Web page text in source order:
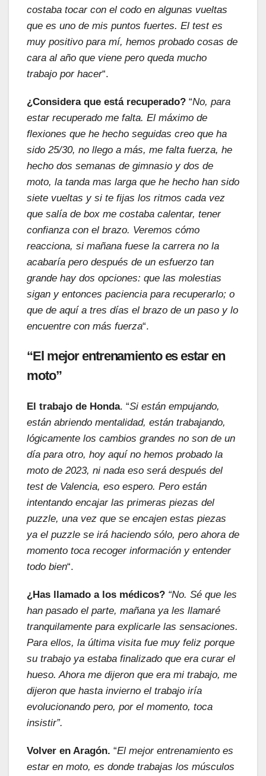
costaba tocar con el codo en algunas vueltas
que es uno de mis puntos fuertes. El test es
muy positivo para mí, hemos probado cosas de
cara al año que viene pero queda mucho
trabajo por hacer“.
¿Considera que está recuperado? “No, para
estar recuperado me falta. El máximo de
flexiones que he hecho seguidas creo que ha
sido 25/30, no llego a más, me falta fuerza, he
hecho dos semanas de gimnasio y dos de
moto, la tanda mas larga que he hecho han sido
siete vueltas y si te fijas los ritmos cada vez
que salía de box me costaba calentar, tener
confianza con el brazo. Veremos cómo
reacciona, si mañana fuese la carrera no la
acabaría pero después de un esfuerzo tan
grande hay dos opciones: que las molestias
sigan y entonces paciencia para recuperarlo; o
que de aquí a tres días el brazo de un paso y lo
encuentre con más fuerza“.
“El mejor entrenamiento es estar en
moto”
El trabajo de Honda. “Si están empujando,
están abriendo mentalidad, están trabajando,
lógicamente los cambios grandes no son de un
día para otro, hoy aquí no hemos probado la
moto de 2023, ni nada eso será después del
test de Valencia, eso espero. Pero están
intentando encajar las primeras piezas del
puzzle, una vez que se encajen estas piezas
ya el puzzle se irá haciendo sólo, pero ahora de
momento toca recoger información y entender
todo bien“.
¿Has llamado a los médicos? “No. Sé que les
han pasado el parte, mañana ya les llamaré
tranquilamente para explicarle las sensaciones.
Para ellos, la última visita fue muy feliz porque
su trabajo ya estaba finalizado que era curar el
hueso. Ahora me dijeron que era mi trabajo, me
dijeron que hasta invierno el trabajo iría
evolucionando pero, por el momento, toca
insistir”.
Volver en Aragón. “El mejor entrenamiento es
estar en moto, es donde trabajas los músculos